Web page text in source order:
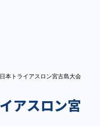
本トライアスロン宮古島大会
アスロン宮